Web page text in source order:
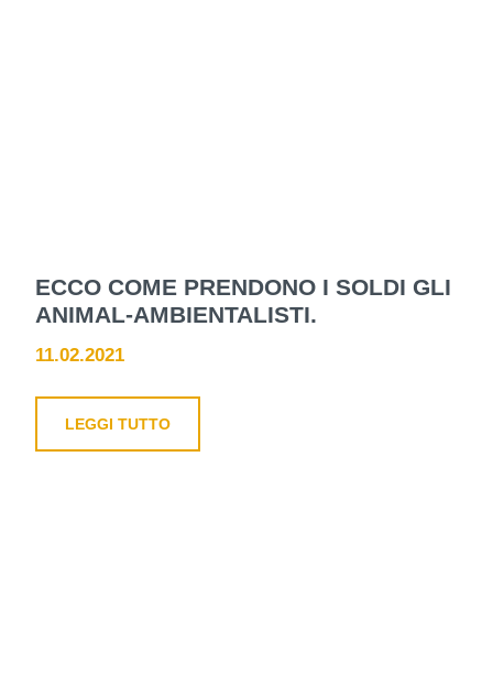
ECCO COME PRENDONO I SOLDI GLI
ANIMAL-AMBIENTALISTI.
11.02.2021
LEGGI TUTTO